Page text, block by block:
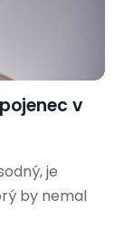
v
je
by nemal